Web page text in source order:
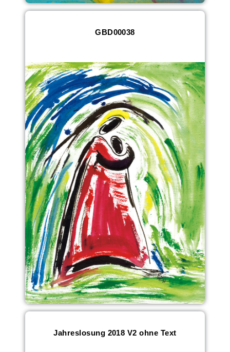
GBD00038
Jahreslosung 2018 V2 ohne Text